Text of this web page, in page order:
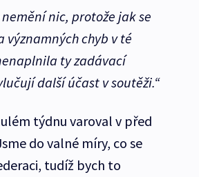
nic, protože jak se
významných chyb v té
ty zadávací
další účast v soutěži.“
týdnu varoval v před
do valné míry, co se
tudíž bych to